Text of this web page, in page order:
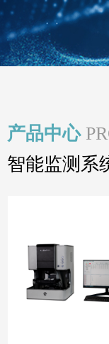
产品中心
智能监测系